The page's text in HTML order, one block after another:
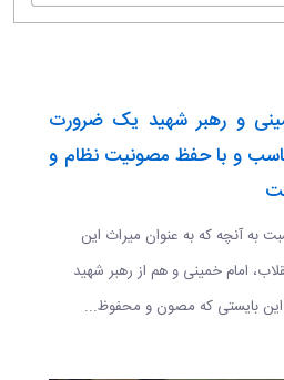
و رهبر شهید یک ضرورت
و با حفظ مصونیت نظام و
به آنچه که به عنوان میراث این
امام خمینی و هم از رهبر شهید
این بایستی که مصون و محفوظ...